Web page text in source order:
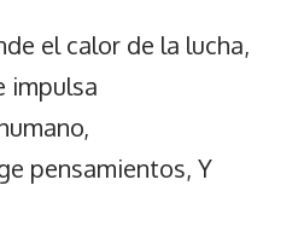
el calor de la lucha,
impulsa
pensamientos, Y